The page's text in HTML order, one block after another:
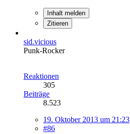
Inhalt melden
Zitieren
sid.vicious
Punk-Rocker
Reaktionen
305
Beiträge
8.523
19. Oktober 2013 um 21:23
#86